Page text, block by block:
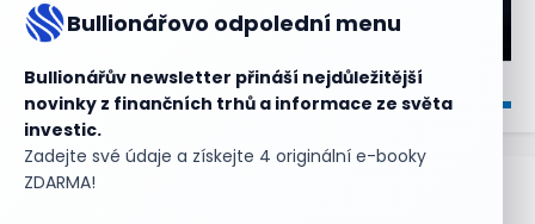
Bullionářovo odpolední menu
Bullionářův newsletter přináší nejdůležitější
novinky z finančních trhů a informace ze světa
investic.
Zadejte své údaje a získejte 4 originální e-booky
ZDARMA!Aktuální